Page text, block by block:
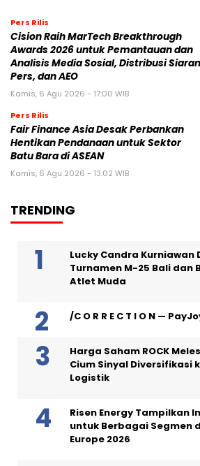
Pers Rilis
Cision Raih MarTech Breakthrough
Awards 2026 untuk Pemantauan dan
Analisis Media Sosial, Distribusi Siaran
Pers, dan AEO
Kamis, 6 Agu 2026 - 17:00 WIB
Pers Rilis
Fair Finance Asia Desak Perbankan
Hentikan Pendanaan untuk Sektor
Batu Bara di ASEAN
Kamis, 6 Agu 2026 - 13:02 WIB
TRENDING
Lucky Candra Kurniawan
Turnamen M-25 Bali dan
Atlet Muda
/C O R R E C T I O N —
Harga Saham ROCK
Cium Sinyal Diversifikasi
Logistik
Risen Energy Tampilkan
untuk Berbagai Segmen
Europe 2026